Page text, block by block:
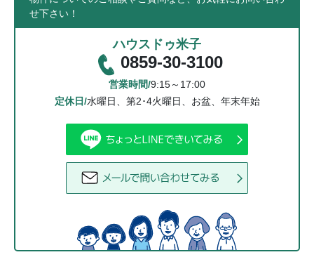
せ下さい！
ハウスドゥ米子
0859-30-3100
営業時間/9:15～17:00
定休日/水曜日、第2･4火曜日、お盆、年末年始